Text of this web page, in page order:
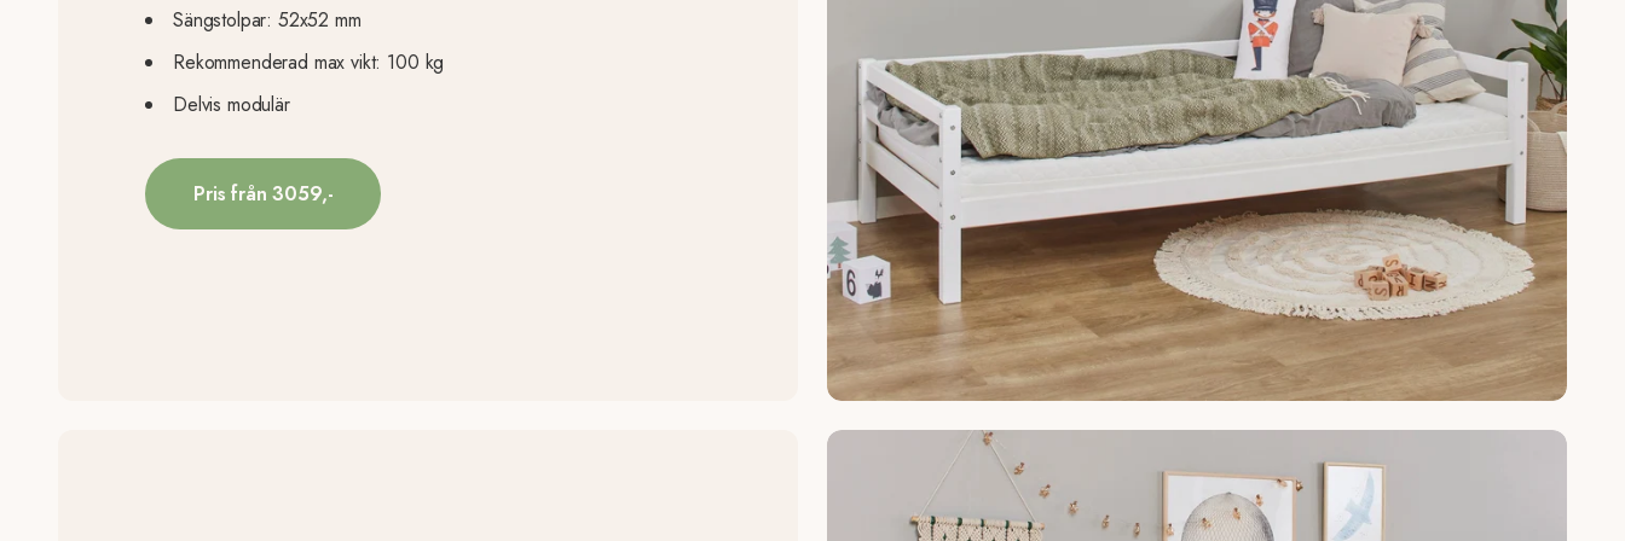
Sängstolpar: 52x52 mm
Rekommenderad max vikt: 100 kg
Delvis modulär
Pris från 3059,-